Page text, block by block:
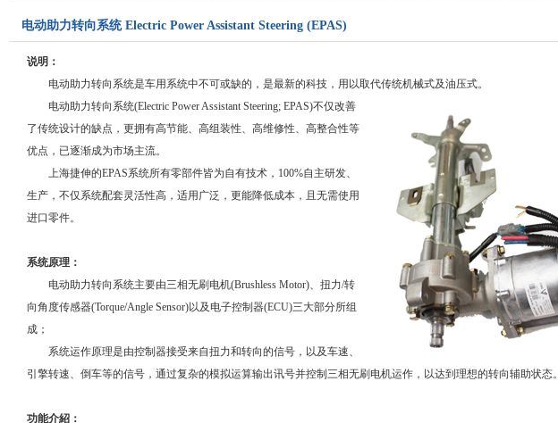
电动助力转向系统 Electric Power Assistant Steering (EPAS)
说明：
电动助力转向系统是车用系统中不可或缺的，是最新的科技，用以取代传统机械式及油压式。
电动助力转向系统(Electric Power Assistant Steering; EPAS)不仅改善
了传统设计的缺点，更拥有高节能、高组装性、高维修性、高整合性等
优点，已逐渐成为市场主流。
上海捷伸的EPAS系统所有零部件皆为自有技术，100%自主研发、
生产，不仅系统配套灵活性高，适用广泛，更能降低成本，且无需使用
进口零件。
系统原理：
电动助力转向系统主要由三相无刷电机(Brushless Motor)、扭力/转
向角度传感器(Torque/Angle Sensor)以及电子控制器(ECU)三大部分所组
成；
系统运作原理是由控制器接受来自扭力和转向的信号，以及车速、
引擎转速、倒车等的信号，通过复杂的模拟运算输出讯号并控制三相无刷电机运作，以达到理想的转向辅助状态。
功能介紹：